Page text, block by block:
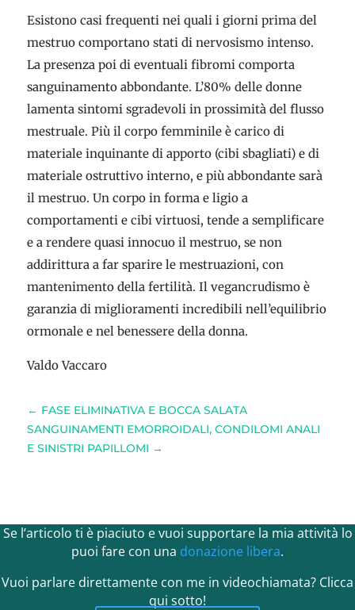
Esistono casi frequenti nei quali i giorni prima del
mestruo comportano stati di nervosismo intenso.
La presenza poi di eventuali fibromi comporta
sanguinamento abbondante. L’80% delle donne
lamenta sintomi sgradevoli in prossimità del flusso
mestruale. Più il corpo femminile è carico di
materiale inquinante di apporto (cibi sbagliati) e di
materiale ostruttivo interno, e più abbondante sarà
il mestruo. Un corpo in forma e ligio a
comportamenti e cibi virtuosi, tende a semplificare
e a rendere quasi innocuo il mestruo, se non
addirittura a far sparire le mestruazioni, con
mantenimento della fertilità. Il vegancrudismo è
garanzia di miglioramenti incredibili nell’equilibrio
ormonale e nel benessere della donna.
Valdo Vaccaro
← FASE ELIMINATIVA E BOCCA SALATA
SANGUINAMENTI EMORROIDALI, CONDILOMI ANALI
E SINISTRI PAPILLOMI →
Se l’articolo ti è piaciuto e vuoi supportare la mia attività lo
puoi fare con una donazione libera.
Vuoi parlare direttamente con me in videochiamata? Clicca
qui sotto!